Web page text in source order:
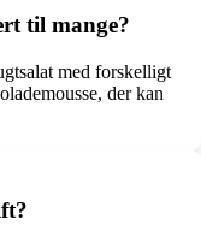
til mange?
med forskelligt
der kan